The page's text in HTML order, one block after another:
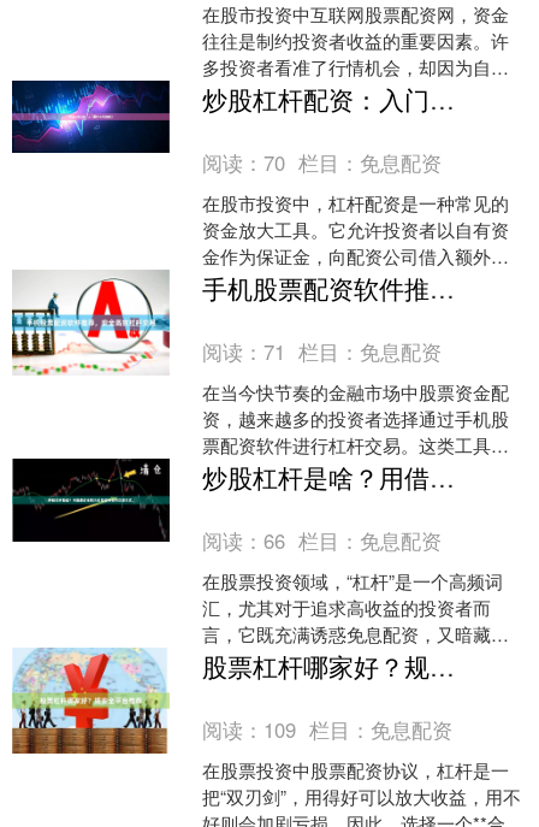
在股市投资中互联网股票配资网，资金
往往是制约投资者收益的重要因素。许
多投资者看准了行情机会，却因为自有
资金不足而错失良机。如今，一种全新
的投资方式正在改变这一局....
炒股杠杆配资：入门操作与风险提示
阅读：70 栏目： 免息配资
在股市投资中，杠杆配资是一种常见的
资金放大工具。它允许投资者以自有资
金作为保证金，向配资公司借入额外资
金进行交易，从而放大收益。但与此同
时，杠杆也放大了风险。本....
手机股票配资软件推荐，安全高效杠杆交易
阅读：71 栏目： 免息配资
在当今快节奏的金融市场中股票资金配
资，越来越多的投资者选择通过手机股
票配资软件进行杠杆交易。这类工具不
仅提供了便捷的操作体验，还能帮助投
资者放大收益。然而，面对....
炒股杠杆是啥？用借来的钱放大收益或亏损的交易方式。
阅读：66 栏目： 免息配资
在股票投资领域，“杠杆”是一个高频词
汇，尤其对于追求高收益的投资者而
言，它既充满诱惑免息配资，又暗藏风
险。简单来说，**炒股杠杆是啥？用借来
的钱放大收益或亏损的....
股票杠杆哪家好？规安全平台推荐
阅读： 109 栏目： 免息配资
在股票投资中股票配资协议，杠杆是一
把“双刃剑”，用得好可以放大收益，用不